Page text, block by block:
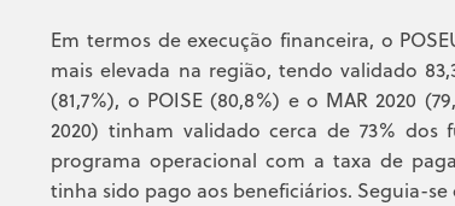
Em termos de execução financeira, o
mais elevada na região, tendo validado
(81,7%), o POISE (80,8%) e o MAR 2020
2020) tinham validado cerca de 73% dos
programa operacional com a taxa de
tinha sido pago aos beneficiários. Seguia-se